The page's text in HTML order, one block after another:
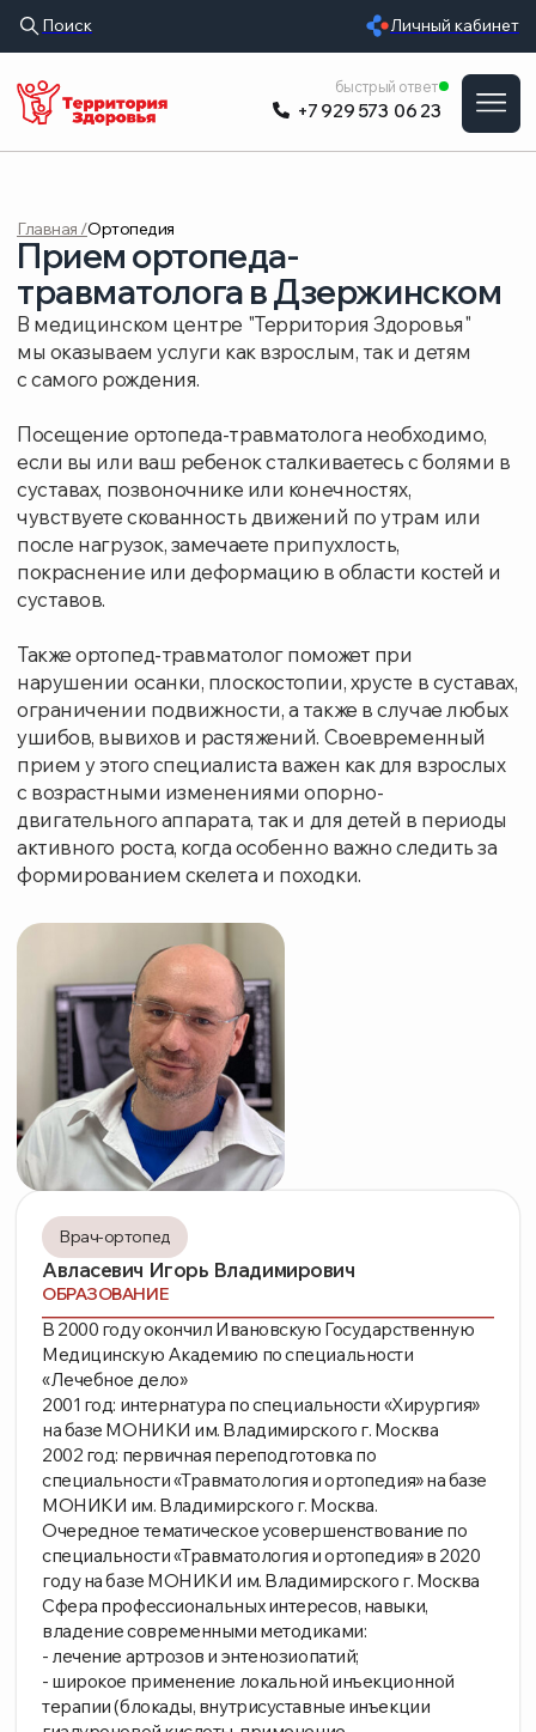
Поиск
УСЛУГИ
ВРАЧИ
В медицинском центре "Территория Здоровья"
мы оказываем услуги как взрослым, так и детям
с самого рождения.
Посещение ортопеда-травматолога необходимо,
если вы или ваш ребенок сталкиваетесь с болями в
суставах, позвоночнике или конечностях,
чувствуете скованность движений по утрам или
после нагрузок, замечаете припухлость,
суставов.
Также ортопед-травматолог поможет при
нарушении осанки, плоскостопии, хрусте в суставах,
ограничении подвижности, а также в случае любых
ушибов, вывихов и растяжений. Своевременный
прием у этого специалиста важен как для взрослых
с возрастными изменениями опорно-
двигательного аппарата, так и для детей в периоды
активного роста, когда особенно важно следить за
Врач-ортопед
ОБРАЗОВАНИЕ
В 2000 году окончил Ивановскую Государственную
Медицинскую Академию по специальности
«Лечебное дело»
2001 год: интернатура по специальности «Хирургия»
на базе МОНИКИ им. Владимирского г. Москва
2002 год: первичная переподготовка по
специальности «Травматология и ортопедия» на базе
МОНИКИ им. Владимирского г. Москва.
Очередное тематическое усовершенствование по
специальности «Травматология и ортопедия» в 2020
году на базе МОНИКИ им. Владимирского г. Москва
Сфера профессиональных интересов, навыки,
владение современными методиками:
- лечение артрозов и энтенозиопатий;
терапии (блокады, внутрисуставные инъекции
гиалуроновой кислоты, применение
тробоцитарнообогащенной плазмы (ACP\PRP
терапия);
- подбор и изготовление индивидуальных
использования и спортивных занятий.
Стаж 26 лет
Врач-травматолог-ортопед
Стрельский Григорий Алексеевич
ОБРАЗОВАНИЕ
2021 г Первый Московский государственный
медицинский университет имени И.М. Сеченова по